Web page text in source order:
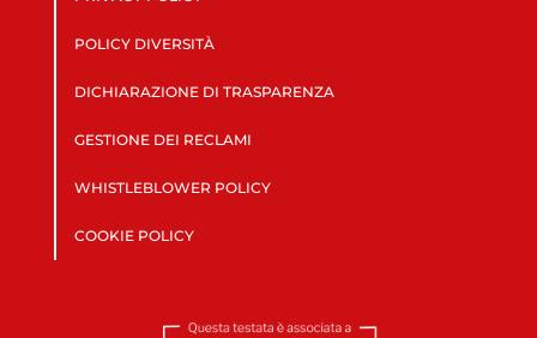
POLICY DIVERSITÀ
DICHIARAZIONE DI TRASPARENZA
GESTIONE DEI RECLAMI
WHISTLEBLOWER POLICY
COOKIE POLICY